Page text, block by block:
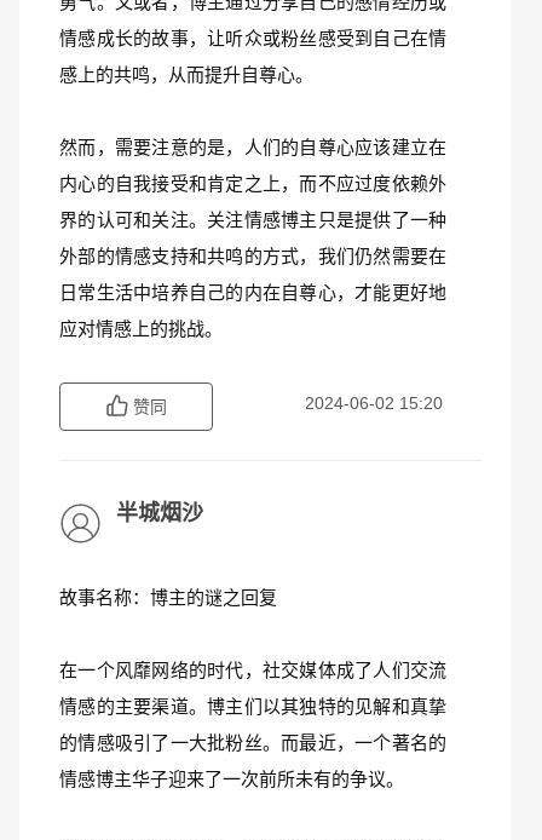
情感成长的故事，让听众或粉丝感受到自己在情
感上的共鸣，从而提升自尊心。
然而，需要注意的是，人们的自尊心应该建立在
内心的自我接受和肯定之上，而不应过度依赖外
界的认可和关注。关注情感博主只是提供了一种
外部的情感支持和共鸣的方式，我们仍然需要在
日常生活中培养自己的内在自尊心，才能更好地
应对情感上的挑战。
赞同 2024-06-02 15:20
半城烟沙
故事名称：博主的谜之回复
在一个风靡网络的时代，社交媒体成了人们交流
情感的主要渠道。博主们以其独特的见解和真挚
的情感吸引了一大批粉丝。而最近，一个著名的
情感博主华子迎来了一次前所未有的争议。